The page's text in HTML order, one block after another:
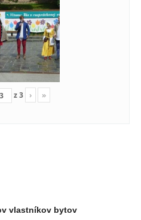
z3 › »
vlastníkov bytov